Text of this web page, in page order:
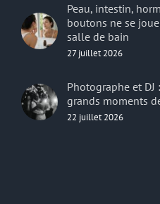
Peau, intestin,
boutons ne se
salle de bain
27 juillet 2026
Photographe et
grands moments
22 juillet 2026